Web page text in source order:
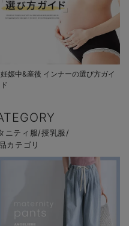
妊娠中&産後 インナーの選び方ガイ
ド
ニティ服/授乳服/
カテゴリ